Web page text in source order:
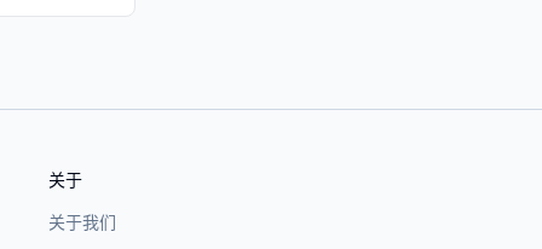
关于
关于我们